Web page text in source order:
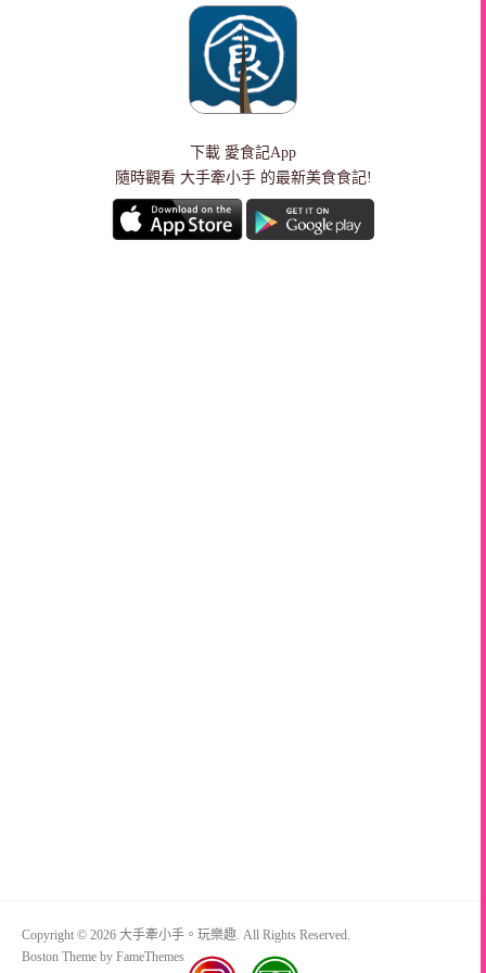
下載 愛食記App
隨時觀看 大手牽小手 的最新美食食記!
Copyright © 2026 大手牽小手。玩樂趣. All Rights Reserved.
Boston Theme by FameThemes